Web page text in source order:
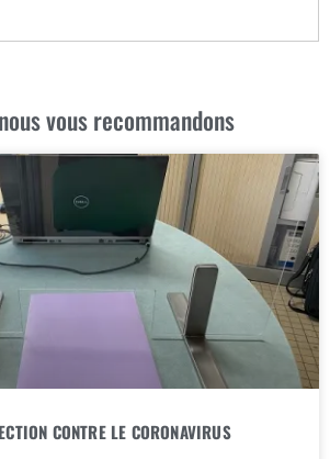
vous recommandons
CONTRE LE CORONAVIRUS